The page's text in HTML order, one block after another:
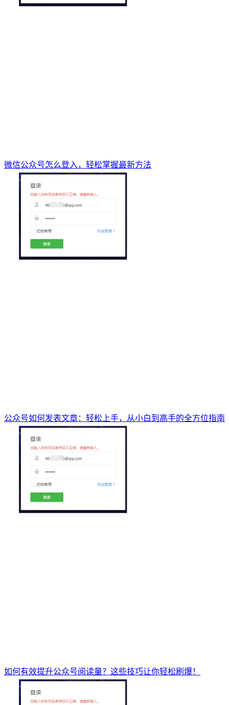
微信公众号怎么登入，轻松掌握最新方法
公众号如何发表文章：轻松上手，从小白到高手的全方位指南
如何有效提升公众号阅读量？这些技巧让你轻松刷爆！